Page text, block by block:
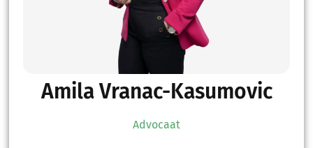
Amila Vranac-Kasumovic
Advocaat